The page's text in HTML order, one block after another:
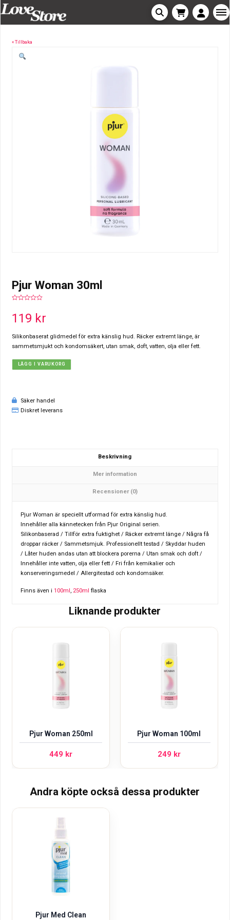
« Tillbaka
Pjur Woman 30ml
of
5
119 kr
Silikonbaserat glidmedel för extra känslig hud. Räcker extremt länge, är
sammetsmjukt och kondomsäkert, utan smak, doft, vatten, olja eller fett.
LÄGG I VARUKORG
Säker handel
Diskret leverans
Beskrivning
Mer information
Recensioner (0)
Pjur Woman är speciellt utformad för extra känslig hud.
Innehåller alla kännetecken från Pjur Original serien.
Silikonbaserad / Tillför extra fuktighet / Räcker extremt länge / Några få
droppar räcker / Sammetsmjuk. Professionellt testad / Skyddar huden
/ Låter huden andas utan att blockera porerna / Utan smak och doft /
Innehåller inte vatten, olja eller fett / Fri från kemikalier och
konserveringsmedel / Allergitestad och kondomsäker.
Finns även i100ml, 250ml flaska
Liknande produkter
Pjur Woman 250ml
449 kr
Pjur Woman 100ml
249 kr
Andra köpte också dessa produkter
Pjur Med Clean